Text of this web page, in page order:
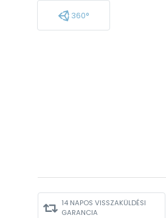
360°
14 NAPOS VISSZAKÜLDÉSI
GARANCIA